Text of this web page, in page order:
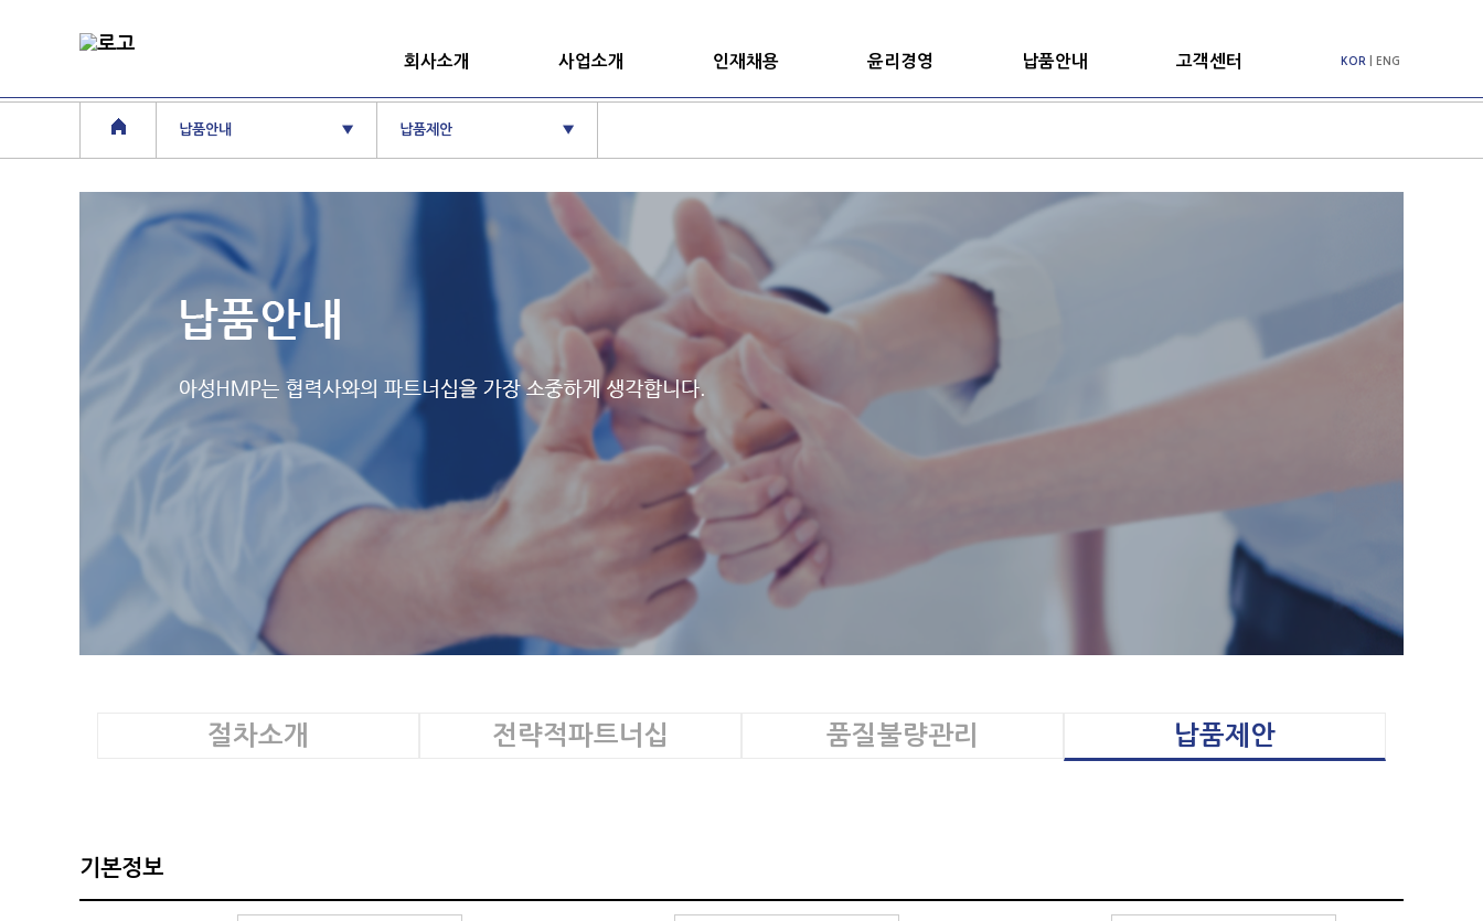
회사소개 사업소개 인재채용 윤리경영 납품안내 고객센터 KOR ENG
납품안내 ▼ 납품제안 ▼
절차소개 전략적파트너십 품질불량관리 납품제안
기본정보